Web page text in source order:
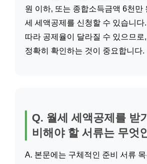
원 이하, 또는 종합소득금액 6천만
세 세액공제를 신청할 수 있습니다.
따라 공제율이 달라질 수 있으므로
정확히 확인하는 것이 중요합니다.
Q. 월세 세액공제를 받
비해야 할 서류는 무엇
A. 본문에는 구체적인 준비 서류